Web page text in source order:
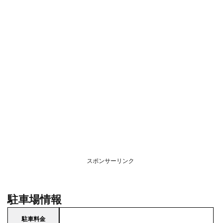
スポンサーリンク
駐車場情報
駐車料金